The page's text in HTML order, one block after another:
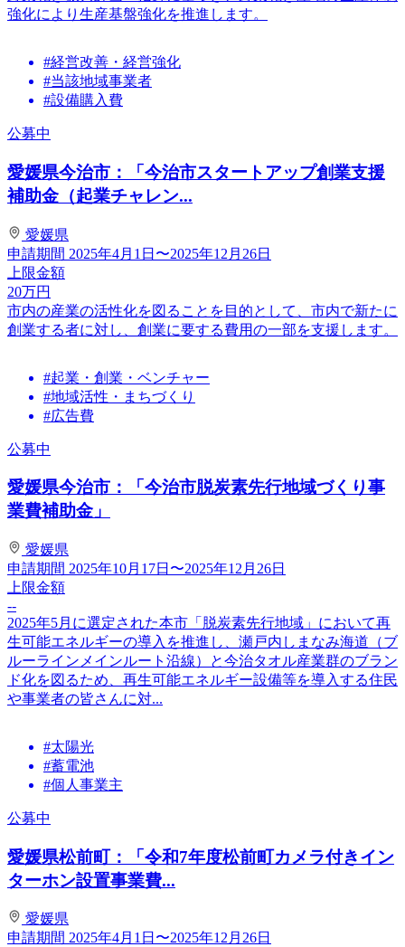
強化により生産基盤強化を推進します。
#経営改善・経営強化
#当該地域事業者
#設備購入費
公募中
愛媛県今治市：「今治市スタートアップ創業支援
補助金（起業チャレン...
愛媛県
申請期間 2025年4月1日〜2025年12月26日
上限金額
20万円
市内の産業の活性化を図ることを目的として、市内で新たに
創業する者に対し、創業に要する費用の一部を支援します。
#起業・創業・ベンチャー
#地域活性・まちづくり
#広告費
公募中
愛媛県今治市：「今治市脱炭素先行地域づくり事
業費補助金」
愛媛県
申請期間 2025年10月17日〜2025年12月26日
上限金額
--
2025年5月に選定された本市「脱炭素先行地域」において再
生可能エネルギーの導入を推進し、瀬戸内しまなみ海道（ブ
ルーラインメインルート沿線）と今治タオル産業群のブラン
ド化を図るため、再生可能エネルギー設備等を導入する住民
や事業者の皆さんに対...
#太陽光
#蓄電池
#個人事業主
公募中
愛媛県松前町：「令和7年度松前町カメラ付きイン
ターホン設置事業費...
愛媛県
申請期間 2025年4月1日〜2025年12月26日